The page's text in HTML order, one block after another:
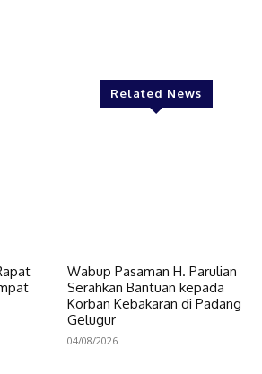
Related News
Wabup Pasaman H. Parulian
Serahkan Bantuan kepada
Korban Kebakaran di Padang
Gelugur
04/08/2026